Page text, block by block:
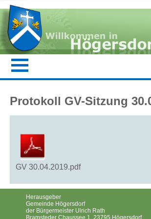
Protokoll GV-Sitzung
GV 30.04.2019.pdf
Herausgeber
Gemeinde Högersdorf
der Bürgermeister Ulrich Rath
Bramsteder Chaussee 1, 23795 Högersdorf